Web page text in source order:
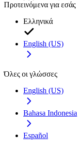
Προτεινόμενα για εσάς
Ελληνικά
English (US)
Όλες οι γλώσσες
English (US)
Bahasa Indonesia
Español